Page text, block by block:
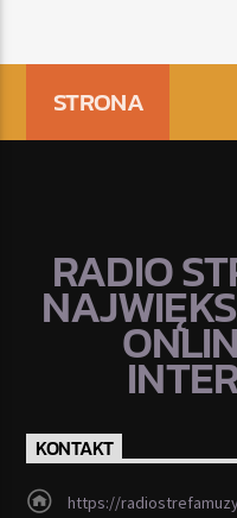
STRONA
RADIO
KONTAKT
https://